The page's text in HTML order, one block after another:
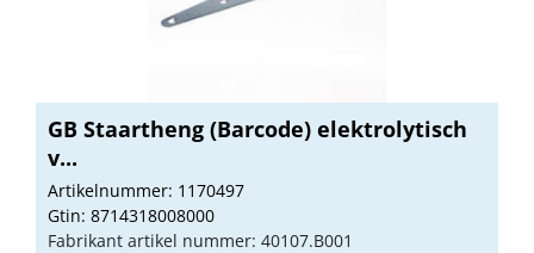
GB Staartheng (Barcode) elektrolytisch
v...
Artikelnummer: 1170497
Gtin: 8714318008000
Fabrikant artikel nummer: 40107.B001